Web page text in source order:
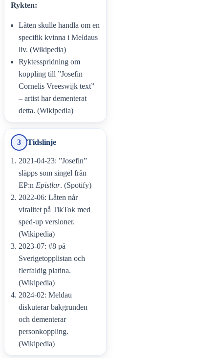
Rykten:
Låten skulle handla om en
specifik kvinna i Meldaus
liv. (Wikipedia)
Ryktesspridning om
koppling till ”Josefin
Cornelis Vreeswijk text”
– artist har dementerat
detta. (Wikipedia)
3 Tidslinje
2021-04-23: ”Josefin”
släpps som singel från
EP:n Epistlar. (Spotify)
2022-06: Låten når
viralitet på TikTok med
sped-up versioner.
(Wikipedia)
2023-07: #8 på
Sverigetopplistan och
flerfaldig platina.
(Wikipedia)
2024-02: Meldau
diskuterar bakgrunden
och dementerar
personkoppling.
(Wikipedia)